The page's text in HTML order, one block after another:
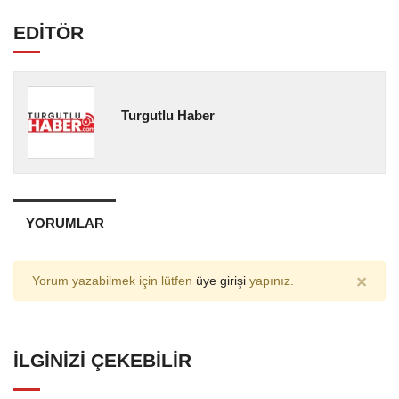
EDİTÖR
Turgutlu Haber
YORUMLAR
Yorum yazabilmek için lütfen üye girişi yapınız. ×
İLGINIZI ÇEKEBILIR